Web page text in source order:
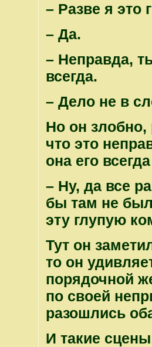
– Разве я это
– Да.
– Неправда,
всегда.
– Дело не в
Но он
что это
она его
– Ну, да все
бы там не
эту глупую
Тут он
то он
порядочной
по своей
разошлись
И такие